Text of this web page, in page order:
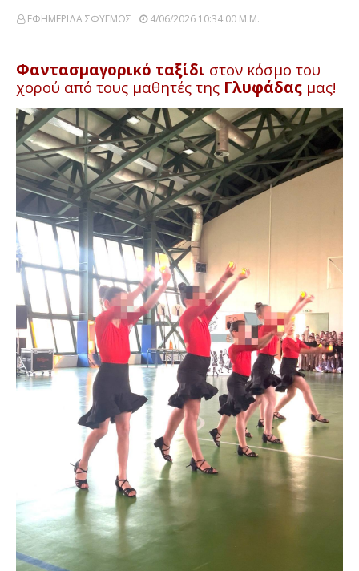
ΕΦΗΜΕΡΙΔΑ ΣΦΥΓΜΟΣ 4/06/2026 10:34:00 Μ.μ.
Φαντασμαγορικό ταξίδι στον κόσμο του
χορού από τους μαθητές της Γλυφάδας μας!